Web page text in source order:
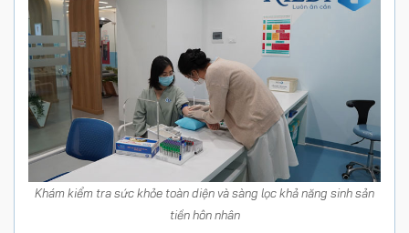
Khám kiểm tra sức khỏe toàn diện và sàng lọc khả năng sinh sản
tiền hôn nhân